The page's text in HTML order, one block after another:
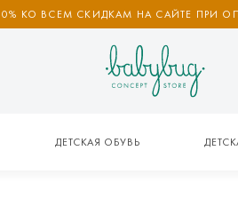
КО ВСЕМ СКИДКАМ НА САЙТЕ ПРИ
ДЕТСКАЯ ОБУВЬ